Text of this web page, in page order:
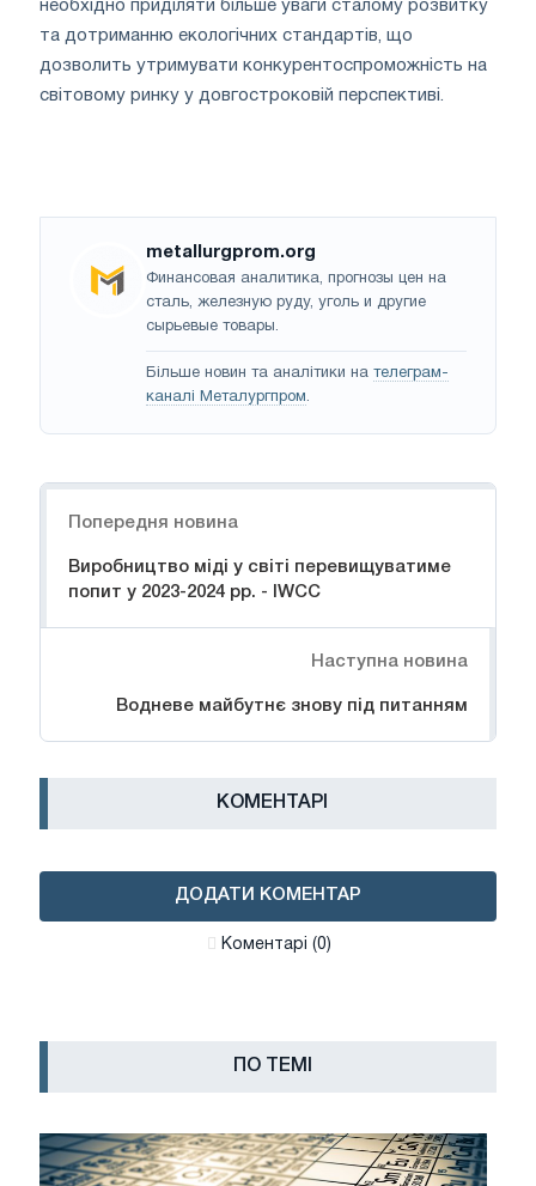
необхідно приділяти більше уваги сталому розвитку
та дотриманню екологічних стандартів, що
дозволить утримувати конкурентоспроможність на
світовому ринку у довгостроковій перспективі.
metallurgprom.org
Финансовая аналитика, прогнозы цен на
сталь, железную руду, уголь и другие
сырьевые товары.
Більше новин та аналітики на телеграм-
каналі Металургпром.
Попередня новина
Виробництво міді у світі перевищуватиме
попит у 2023-2024 рр. - IWCC
Наступна новина
Водневе майбутнє знову під питанням
КОМЕНТАРІ
ДОДАТИ КОМЕНТАР
Коментарі (0)
ПО ТЕМІ